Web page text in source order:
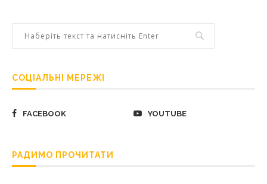
СОЦІАЛЬНІ МЕРЕЖІ
FACEBOOK YOUTUBE
РАДИМО ПРОЧИТАТИ